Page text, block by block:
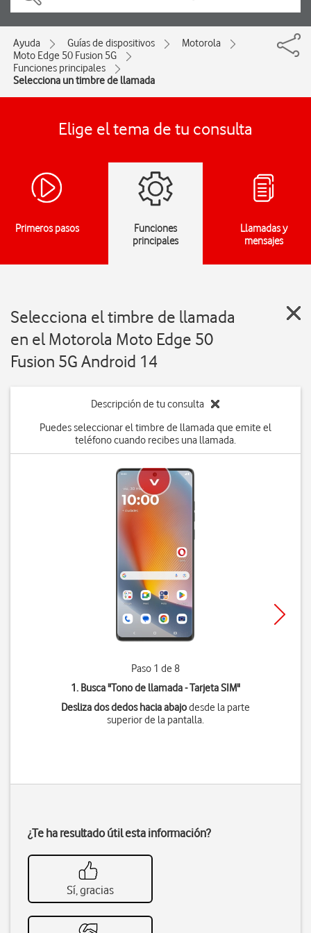
Ayuda Guías de dispositivos
Motorola
Moto Edge 50 Fusion 5G
Funciones principales
Selecciona un timbre de llamada
Elige el tema de tu consulta
Primeros pasos
Funciones
principales
Llamadas y
mensajes
Selecciona el timbre de llamada
en el Motorola Moto Edge 50
Fusion 5G Android 14
Descripción de tu consulta
Puedes seleccionar el timbre de llamada que emite el
teléfono cuando recibes una llamada.
Paso 1 de 8
1. Busca "Tono de llamada - Tarjeta SIM"
Desliza dos dedos hacia abajodesde la parte
superior de la pantalla.
¿Te ha resultado útil esta información?
Sí, gracias